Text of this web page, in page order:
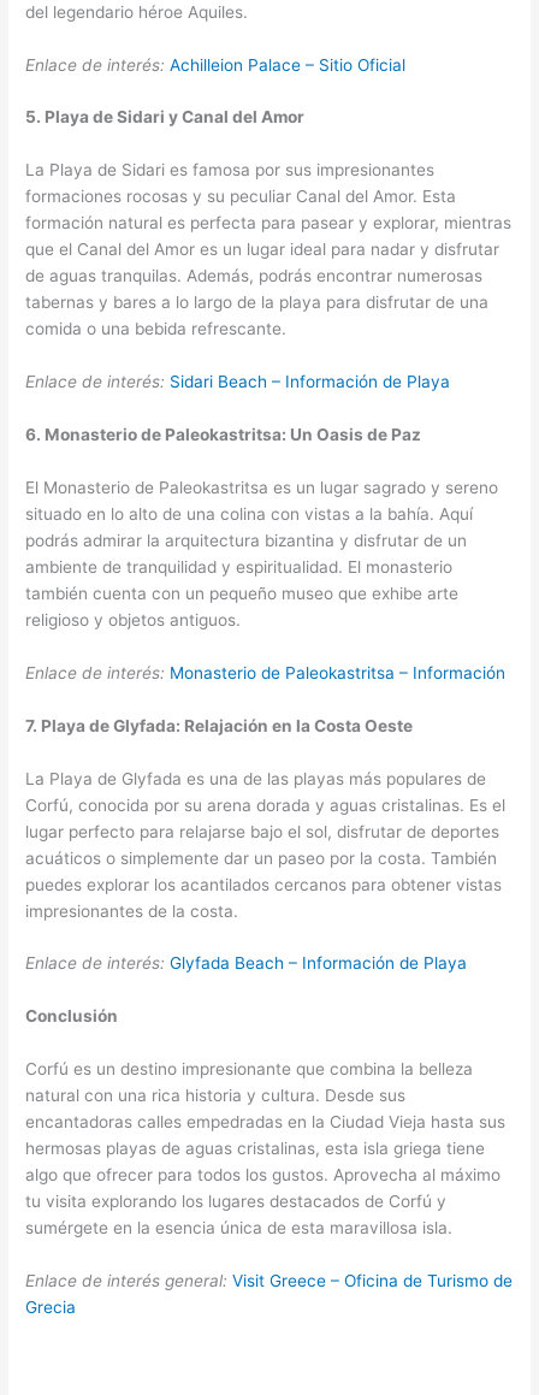
del legendario héroe Aquiles.
Enlace de interés: Achilleion Palace – Sitio Oficial
5. Playa de Sidari y Canal del Amor
La Playa de Sidari es famosa por sus impresionantes
formaciones rocosas y su peculiar Canal del Amor. Esta
formación natural es perfecta para pasear y explorar, mientras
que el Canal del Amor es un lugar ideal para nadar y disfrutar
de aguas tranquilas. Además, podrás encontrar numerosas
tabernas y bares a lo largo de la playa para disfrutar de una
comida o una bebida refrescante.
Enlace de interés: Sidari Beach – Información de Playa
6. Monasterio de Paleokastritsa: Un Oasis de Paz
El Monasterio de Paleokastritsa es un lugar sagrado y sereno
situado en lo alto de una colina con vistas a la bahía. Aquí
podrás admirar la arquitectura bizantina y disfrutar de un
ambiente de tranquilidad y espiritualidad. El monasterio
también cuenta con un pequeño museo que exhibe arte
religioso y objetos antiguos.
Enlace de interés: Monasterio de Paleokastritsa – Información
7. Playa de Glyfada: Relajación en la Costa Oeste
La Playa de Glyfada es una de las playas más populares de
Corfú, conocida por su arena dorada y aguas cristalinas. Es el
lugar perfecto para relajarse bajo el sol, disfrutar de deportes
acuáticos o simplemente dar un paseo por la costa. También
puedes explorar los acantilados cercanos para obtener vistas
impresionantes de la costa.
Enlace de interés: Glyfada Beach – Información de Playa
Conclusión
Corfú es un destino impresionante que combina la belleza
natural con una rica historia y cultura. Desde sus
encantadoras calles empedradas en la Ciudad Vieja hasta sus
hermosas playas de aguas cristalinas, esta isla griega tiene
algo que ofrecer para todos los gustos. Aprovecha al máximo
tu visita explorando los lugares destacados de Corfú y
sumérgete en la esencia única de esta maravillosa isla.
Enlace de interés general: Visit Greece – Oficina de Turismo de
Grecia